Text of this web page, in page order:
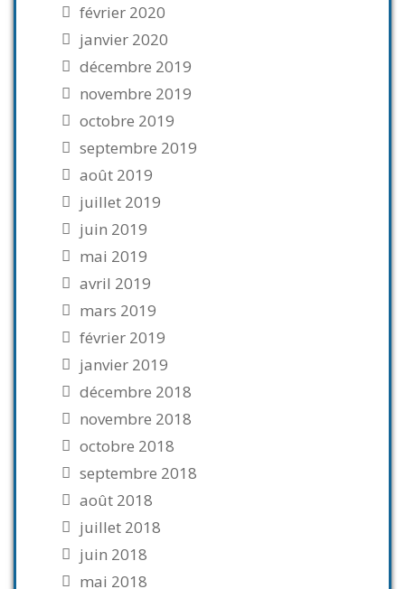
février 2020
janvier 2020
décembre 2019
novembre 2019
octobre 2019
septembre 2019
août 2019
juillet 2019
juin 2019
mai 2019
avril 2019
mars 2019
février 2019
janvier 2019
décembre 2018
novembre 2018
octobre 2018
septembre 2018
août 2018
juillet 2018
juin 2018
mai 2018